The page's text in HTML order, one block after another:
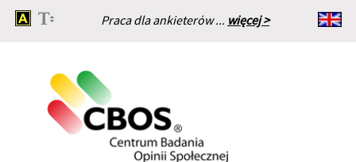
Praca dla ankieterów ... więcej >